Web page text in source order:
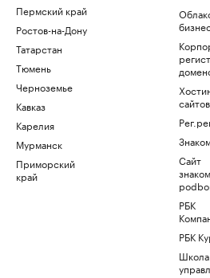
Пермский край
Ростов-на-Дону
Татарстан
Тюмень
Черноземье
Кавказ
Карелия
Мурманск
Приморский
край
сайтов
Сайт
РБК
РБК
Школа